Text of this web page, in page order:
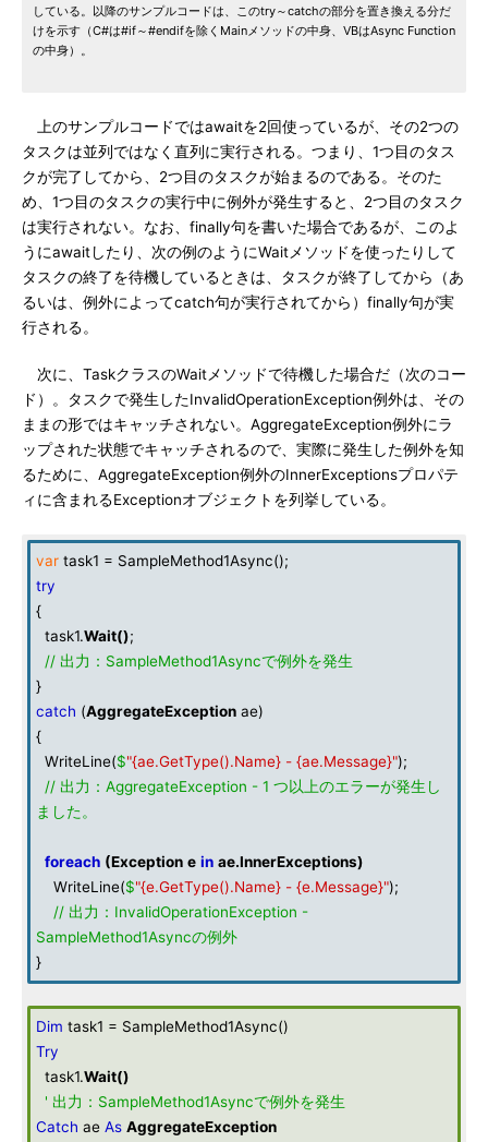
している。以降のサンプルコードは、このtry～catchの部分を置き換える分だ
けを示す（C#は#if～#endifを除くMainメソッドの中身、VBはAsync Function
の中身）。
上のサンプルコードではawaitを2回使っているが、その2つの
タスクは並列ではなく直列に実行される。つまり、1つ目のタス
クが完了してから、2つ目のタスクが始まるのである。そのた
め、1つ目のタスクの実行中に例外が発生すると、2つ目のタスク
は実行されない。なお、finally句を書いた場合であるが、このよ
うにawaitしたり、次の例のようにWaitメソッドを使ったりして
タスクの終了を待機しているときは、タスクが終了してから（あ
るいは、例外によってcatch句が実行されてから）finally句が実
行される。
次に、TaskクラスのWaitメソッドで待機した場合だ（次のコー
ド）。タスクで発生したInvalidOperationException例外は、その
ままの形ではキャッチされない。AggregateException例外にラ
ップされた状態でキャッチされるので、実際に発生した例外を知
るために、AggregateException例外のInnerExceptionsプロパテ
ィに含まれるExceptionオブジェクトを列挙している。
var task1 = SampleMethod1Async();
try
{
task1.Wait();
// 出力：SampleMethod1Asyncで例外を発生
}
catch (AggregateException ae)
{
WriteLine($"{ae.GetType().Name} - {ae.Message}");
// 出力：AggregateException - 1 つ以上のエラーが発生し
ました。
foreach (Exception e in ae.InnerExceptions)
WriteLine($"{e.GetType().Name} - {e.Message}");
// 出力：InvalidOperationException -
SampleMethod1Asyncの例外
}
Dim task1 = SampleMethod1Async()
Try
task1.Wait()
' 出力：SampleMethod1Asyncで例外を発生
Catch ae As AggregateException